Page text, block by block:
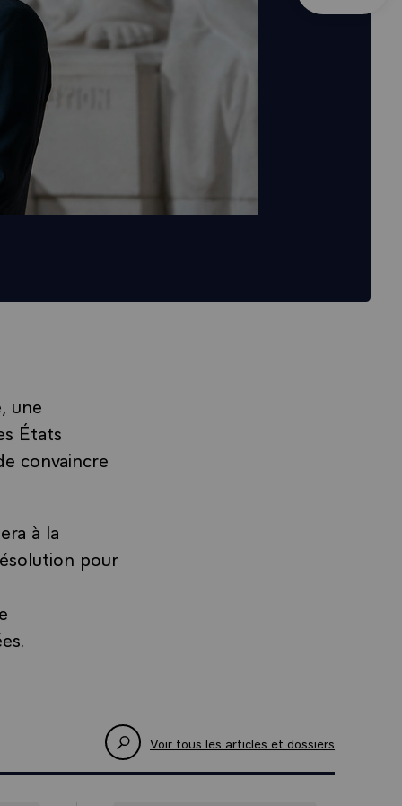
une
États
convaincre
à la
pour
Voir tous les articles et dossiers